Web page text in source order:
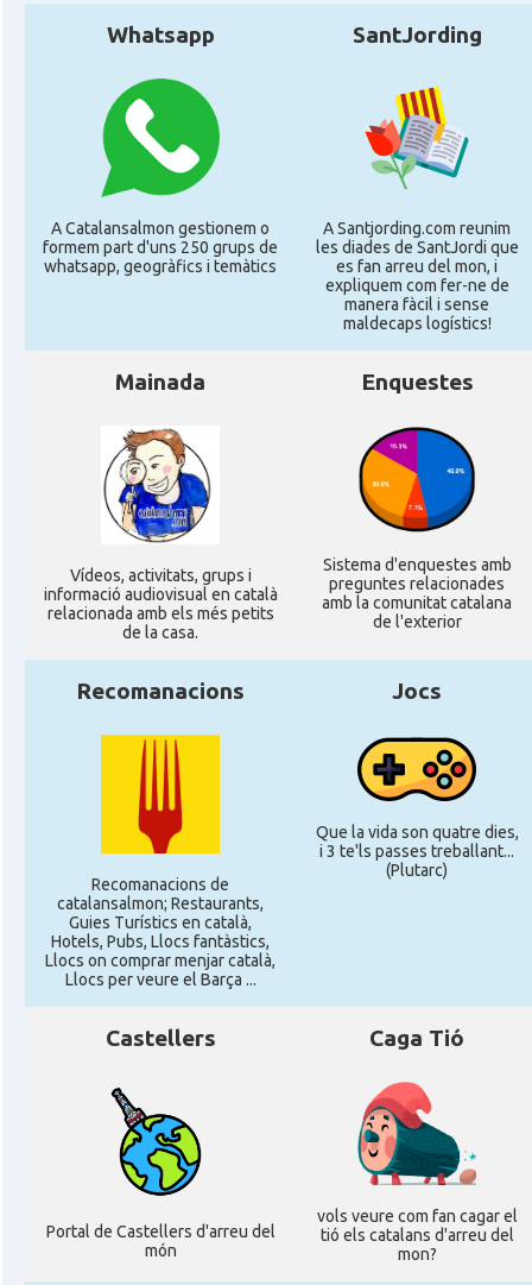
Consolat Consolat general a Paris
Consolat
Consolat Consolat general a Perpinyà
Consolat general a Strasbourg
Ambaixada Ambaixada espanyola a França
* + ambaixades i consolats
Whatsapp
A Catalansalmon gestionem o
formem part d'uns 250 grups de
whatsapp, geogràfics i temàtics
SantJording
A Santjording.com reunim
les diades de SantJordi que
es fan arreu del mon, i
expliquem com fer-ne de
manera fàcil i sense
maldecaps logí­stics!
Mainada
Ví­deos, activitats, grups i
informació audiovisual en català
relacionada amb els més petits
de la casa.
Enquestes
Sistema d'enquestes amb
preguntes relacionades
amb la comunitat catalana
de l'exterior
Recomanacions
Recomanacions de
catalansalmon; Restaurants,
Guies Turístics en català,
Hotels, Pubs, Llocs fantàstics,
Llocs on comprar menjar català,
Llocs per veure el Barça ...
Jocs
Que la vida son quatre dies,
i 3 te'ls passes treballant...
(Plutarc)
Castellers
Portal de Castellers d'arreu del
món
Caga Tió
vols veure com fan cagar el
tió els catalans d'arreu del
mon?